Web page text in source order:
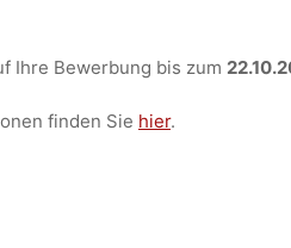
Ihre Bewerbung bis zum
finden Sie hier.